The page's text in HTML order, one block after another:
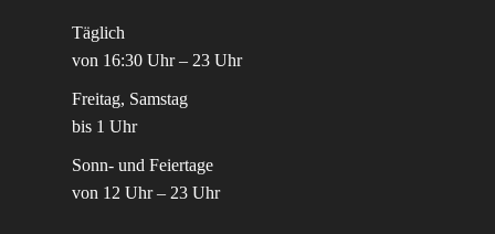
Täglich
von 16:30 Uhr – 23 Uhr
Freitag, Samstag
bis 1 Uhr
Sonn- und Feiertage
von 12 Uhr – 23 Uhr